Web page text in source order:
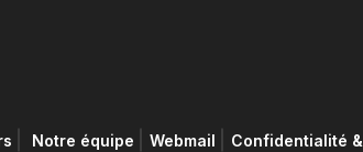
Notre équipe Webmail Confidentialité